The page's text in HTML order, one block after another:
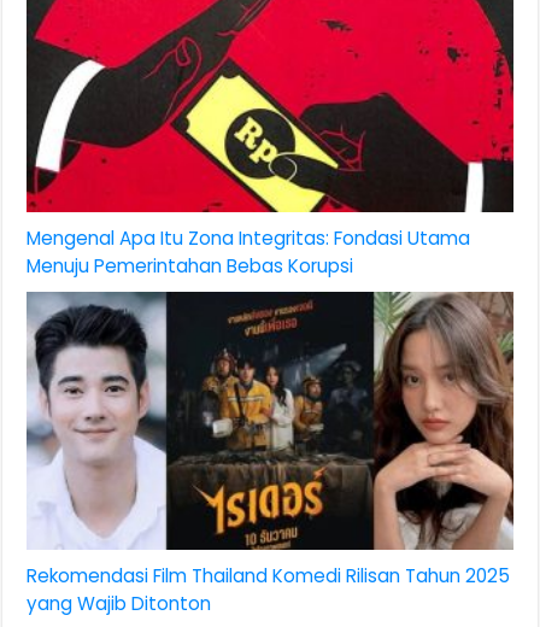
Mengenal Apa Itu Zona Integritas: Fondasi Utama
Menuju Pemerintahan Bebas Korupsi
Rekomendasi Film Thailand Komedi Rilisan Tahun 2025
yang Wajib Ditonton